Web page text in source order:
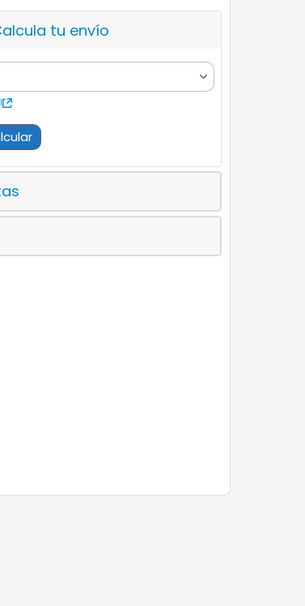
tu envío